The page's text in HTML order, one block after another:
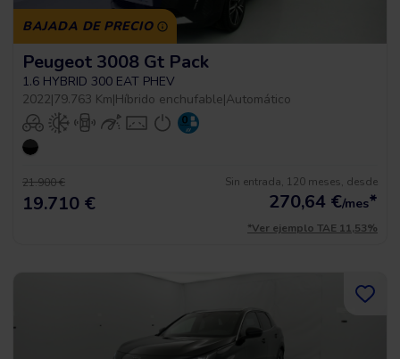
BAJADA DE PRECIO
Peugeot 3008 Gt Pack
1.6 HYBRID 300 EAT PHEV
2022|79.763 Km|Híbrido enchufable|Automático
21.900 €
19.710 €
Sin entrada, 120 meses, desde
270,64 €/mes*
*Ver ejemplo TAE 11,53%